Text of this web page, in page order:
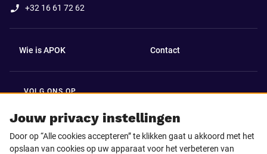
Jouw privacy instellingen
Door op “Alle cookies accepteren” te klikken gaat u akkoord met het
opslaan van cookies op uw apparaat voor het verbeteren van
+32 16 61 72 62
Wie is APOK Contact
VOLG ONS OP
Facebook
Instagram TikTok